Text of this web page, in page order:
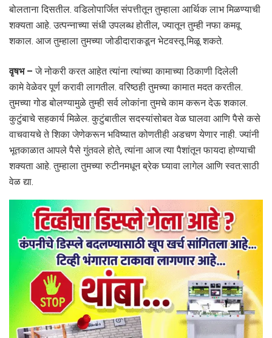
बोलताना दिसतील. वडिलोपार्जित संपत्तीतून तुम्हाला आर्थिक लाभ मिळण्याची
शक्यता आहे. उत्पन्नाच्या संधी उपलब्ध होतील, ज्यातून तुम्ही नफा कमवू
शकाल. आज तुम्हाला तुमच्या जोडीदाराकडून भेटवस्तू मिळू शकते.
वृषभ – जे नोकरी करत आहेत त्यांना त्यांच्या कामाच्या ठिकाणी दिलेली
कामे वेळेवर पूर्ण करावी लागतील. वरिष्ठही तुमच्या कामात मदत करतील.
तुमच्या गोड बोलण्यामुळे तुम्ही सर्व लोकांना तुमचे काम करून देऊ शकाल.
कुटुंबाचे सहकार्य मिळेल. कुटुंबातील सदस्यांसोबत वेळ घालवा आणि पैसे कसे
वाचवायचे ते शिका जेणेकरून भविष्यात कोणतीही अडचण येणार नाही. ज्यांनी
भूतकाळात आपले पैसे गुंतवले होते, त्यांना आज त्या पैशांतून फायदा होण्याची
शक्यता आहे. तुम्हाला तुमच्या रुटीनमधून ब्रेक घ्यावा लागेल आणि स्वत:साठी
वेळ द्या.